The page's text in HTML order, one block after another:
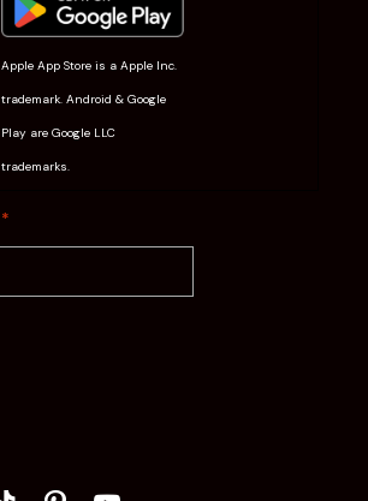
Apple App Store is a Apple Inc.
trademark. Android & Google
Play are Google LLC
trademarks.
*